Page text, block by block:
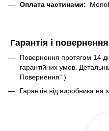
Оплата частинами:
Гарантія і повернення
Повернення протягом 14
гарантійних умов.
Повернення" )
Гарантія від виробника на